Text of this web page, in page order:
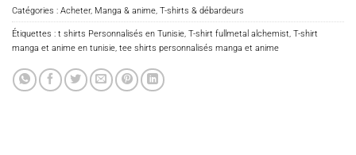
Catégories : Acheter, Manga & anime, T-shirts & débardeurs
Étiquettes : t shirts Personnalisés en Tunisie, T-shirt fullmetal alchemist, T-shirt
manga et anime en tunisie, tee shirts personnalisés manga et anime